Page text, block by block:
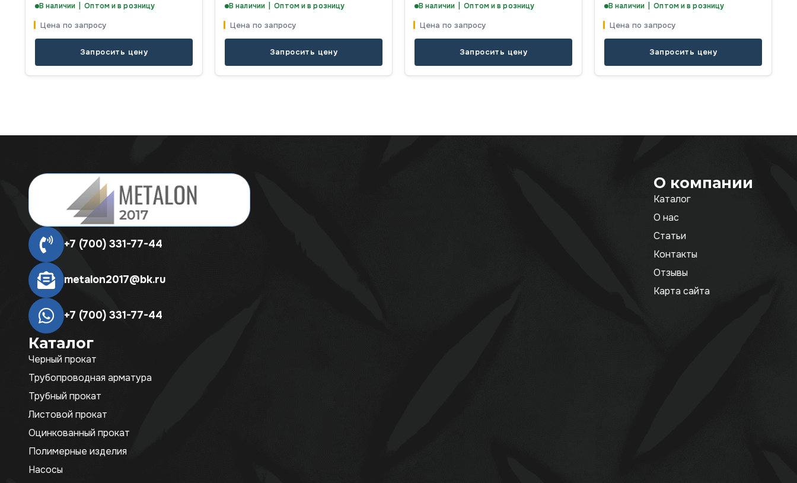
В наличии | Оптом и в розницу
Цена по запросу
Запросить цену
В наличии | Оптом и в розницу
Цена по запросу
Запросить цену
В наличии | Оптом и в розницу
Цена по запросу
Запросить цену
В наличии | Оптом и в розницу
Цена по запросу
Запросить цену
+7 (700) 331-77-44
metalon2017@bk.ru
+7 (700) 331-77-44
Каталог
Черный прокат
Трубопроводная арматура
Трубный прокат
Листовой прокат
Оцинкованный прокат
Полимерные изделия
Насосы
О компании
Каталог
О нас
Статьи
Контакты
Отзывы
Карта сайта